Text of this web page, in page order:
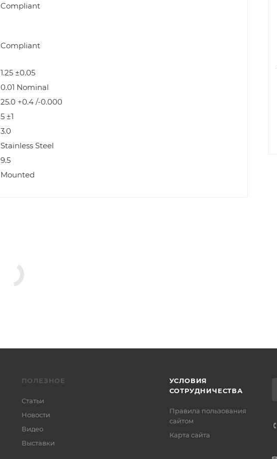
Compliant
Compliant
1.25 ±0.05
0.01 Nominal
25.0 +0.4 /-0.000
5 ±1
3.0
Stainless Steel
9.5
Mounted
ПОЛЕЗНОЕ
Статьи
Новости
Видео
Выставки
УСЛОВИЯ
СОТРУДНИЧЕСТВА
Правила пользования
сайтом
Карта сайта